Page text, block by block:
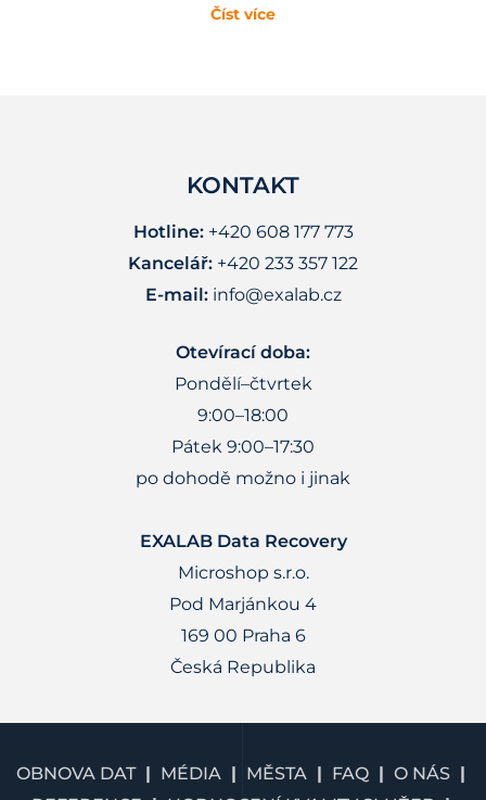
Číst více
KONTAKT
Hotline:+420 608 177 773
Kancelář: +420 233 357 122
E-mail: info@exalab.cz
Otevírací doba:
Pondělí–čtvrtek
9:00–18:00
Pátek 9:00–17:30
po dohodě možno i jinak
EXALAB Data Recovery
Microshop s.r.o.
Pod Marjánkou 4
169 00 Praha 6
Česká Republika
OBNOVA DAT MÉDIA MĚSTA FAQ
O NÁS